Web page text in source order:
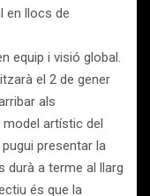
en llocs de
equip i visió global.
el 2 de gener
als
artístic del
presentar la
durà a terme al llarg
és que la